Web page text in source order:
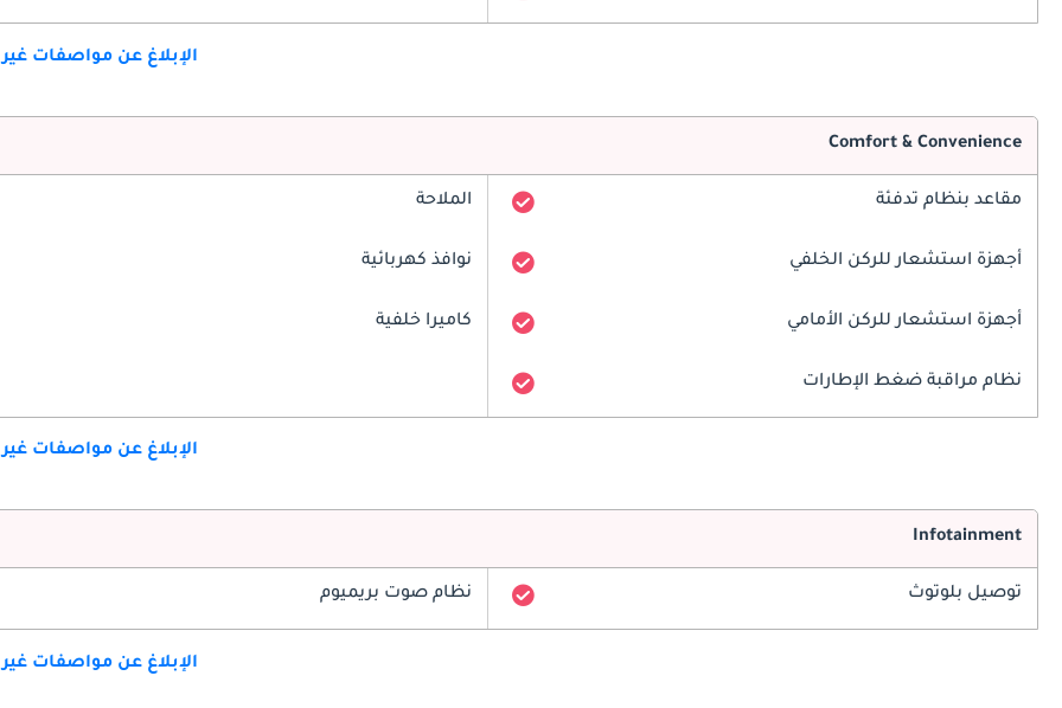
الإبلاغ عن مواصفات
Comfort & Convenience
مقاعد بنظام تدفئة الملاحة
أجهزة استشعار للركن الخلفي نوافذ كهربائية
أجهزة استشعار للركن الأمامي كاميرا خلفية
نظام مراقبة ضغط الإطارات
الإبلاغ عن مواصفات
Infotainment
توصيل بلوتوث نظام صوت بريميوم
الإبلاغ عن مواصفات